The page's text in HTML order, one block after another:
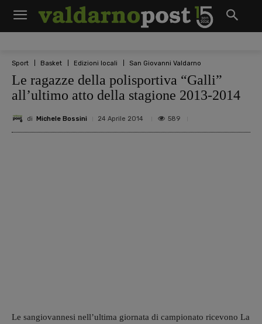
Sport Basket Edizioni locali San Giovanni Valdarno
Le ragazze della polisportiva “Galli”
all’ultimo atto della stagione 2013-2014
di Michele Bossini 24 Aprile 2014 589
Le sangiovannesi nell’ultima giornata di campionato ricevono La